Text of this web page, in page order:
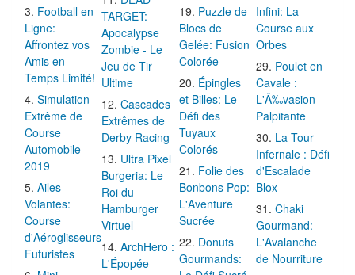
Football en
Ligne:
Affrontez vos
Amis en
Temps Limité!
Simulation
Extrême de
Course
Automobile
2019
Ailes
Volantes:
Course
d'Aéroglisseurs
Futuristes
TARGET:
Apocalypse
Zombie - Le
Jeu de Tir
Ultime
Cascades
Extrêmes de
Derby Racing
Ultra Pixel
Burgeria: Le
Roi du
Hamburger
Virtuel
ArchHero :
L'Épopée
Puzzle de
Blocs de
Gelée: Fusion
Colorée
Épingles
et Billes: Le
Défi des
Tuyaux
Colorés
Folie des
Bonbons Pop:
L'Aventure
Sucrée
Donuts
Gourmands:
Infini: La
Course aux
Orbes
Poulet en
Cavale :
L'Ã‰vasion
Palpitante
La Tour
Infernale : Défi
d'Escalade
Blox
Chaki
Gourmand:
L'Avalanche
de Nourriture